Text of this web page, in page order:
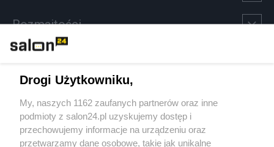
Rozmaitości
Sport
Społeczeństwo
Drogi Użytkowniku,
My, naszych 1162 zaufanych partnerów oraz inne
podmioty z salon24.pl uzyskujemy dostęp i
przechowujemy informacje na urządzeniu oraz
przetwarzamy dane osobowe, takie jak unikalne